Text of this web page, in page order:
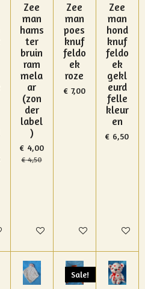
Zee
man
hams
ter
bruin
ram
mela
ar
(zon
der
label
)
€ 4,00
€ 4,50
In winkelwagen
Zee
man
poes
knuf
feldo
ek
roze
€ 7,00
In winkelwagen
Zee
man
hond
knuf
feldo
ek
gekl
eurd
felle
kleur
en
€ 6,50
In
Sale!